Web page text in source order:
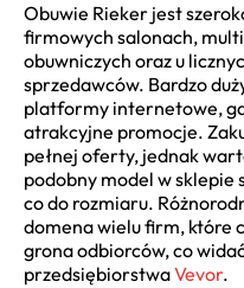
Obuwie Rieker jest
firmowych salonach,
obuwniczych oraz u
sprzedawców. Bardzo
platformy internetowe,
atrakcyjne promocje.
pełnej oferty, jednak
podobny model w sklepie
co do rozmiaru.
domena wielu firm, które
grona odbiorców, co
przedsiębiorstwaVevor.